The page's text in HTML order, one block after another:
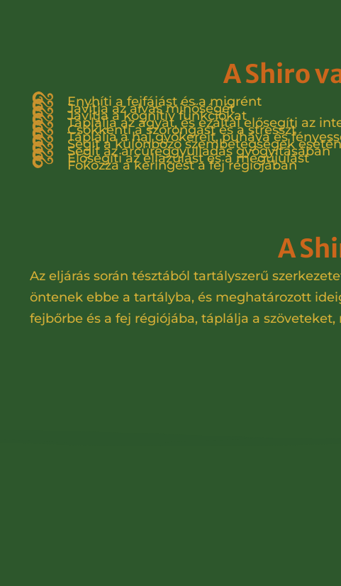
A Shiro
Enyhíti a fejfájást és a migrént
Javítja az alvás minőségét
Javítja a kognitív funkciókat
Táplálja az agyat, és ezáltal elősegíti az
Csökkenti a szorongást és a stresszt
Táplálja a haj gyökereit, puhává és
Segít a különböző szembetegségek
Segít az arcüreggyulladás gyógyításában
Elősegíti az ellazulást és a megújulást
Fokozza a keringést a fej régiójában
A
Az eljárás során tésztából tartályszerű
öntenek ebbe a tartályba, és meghatározott
fejbőrbe és a fej régiójába, táplálja a